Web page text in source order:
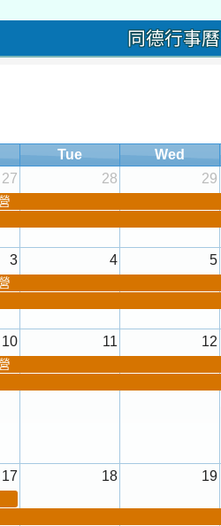
同德行事曆
Tue Wed
27 28 29
3 4 5
10 11 12
17 18 19